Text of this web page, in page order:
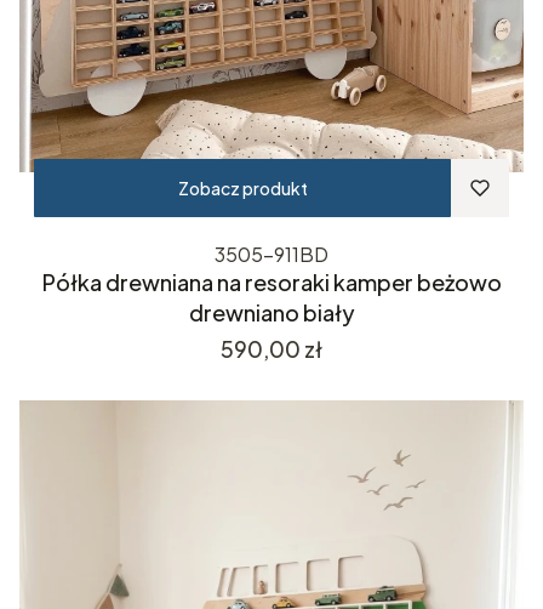
Zobacz produkt
3505-911BD
Półka drewniana na resoraki kamper beżowo
drewniano biały
Cena
590,00 zł